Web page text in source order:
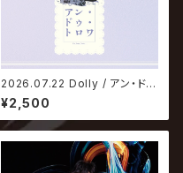
2026.07.22 Dolly / アン・ド
ゥ・トロワ【限定盤】
¥2,500